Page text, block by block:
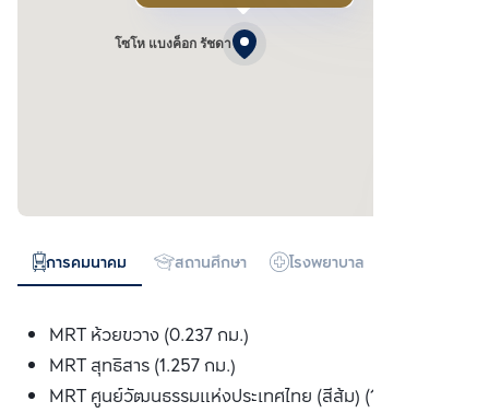
โซโห​ แบงค็อก​ รัชดา
การคมนาคม สถานศึกษา โรงพยาบาล
MRT ห้วยขวาง (0.237 กม.)
MRT สุทธิสาร (1.257 กม.)
MRT ศูนย์วัฒนธรรมแห่งประเทศไทย (สีส้ม) (1.347 กม.)